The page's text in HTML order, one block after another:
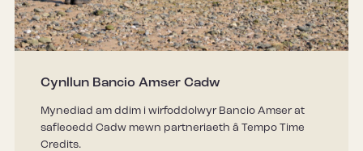
Cynllun Bancio Amser Cadw
Mynediad am ddim i wirfoddolwyr Bancio Amser at
safleoedd Cadw mewn partneriaeth â Tempo Time
Credits.